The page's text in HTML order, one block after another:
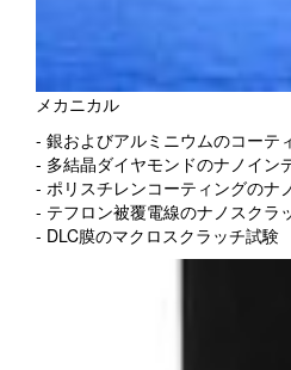
メカニカル
- 銀およびアルミニウムのコーテ
- 多結晶ダイヤモンドのナノイン
- ポリスチレンコーティングのナ
- テフロン被覆電線のナノスクラ
- DLC膜のマクロスクラッチ試験